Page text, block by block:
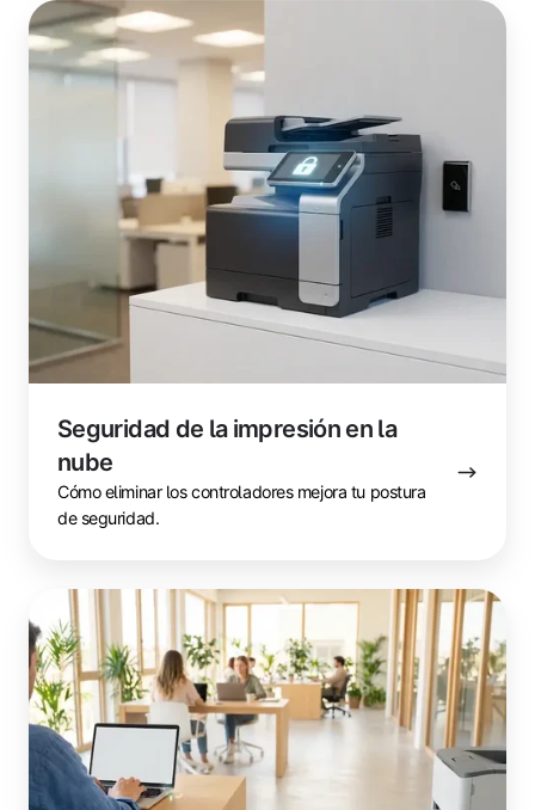
Seguridad de la impresión en la
nube
Cómo eliminar los controladores mejora tu postura
de seguridad.
Seguridad
de
la
Cómo
funciona
la
impresión
en
la
nube